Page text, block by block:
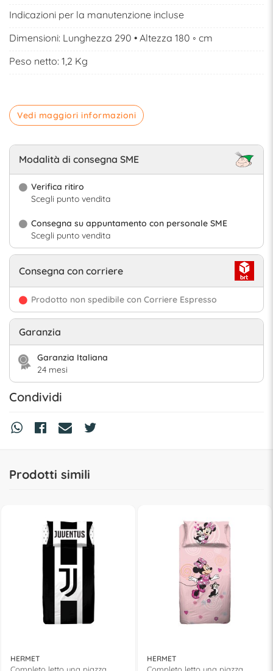
Indicazioni per la manutenzione incluse
Dimensioni: Lunghezza 290 • Altezza 180 ◦ cm
Peso netto: 1,2 Kg
Vedi maggiori informazioni
Modalità di consegna SME
Verifica ritiro
Scegli punto vendita
Consegna su appuntamento con personale SME
Scegli punto vendita
Consegna con corriere
Prodotto non spedibile con Corriere Espresso
Garanzia
Garanzia Italiana
24 mesi
Condividi
Prodotti simili
HERMET
Completo letto una piazza
HERMET
Completo letto una piazza